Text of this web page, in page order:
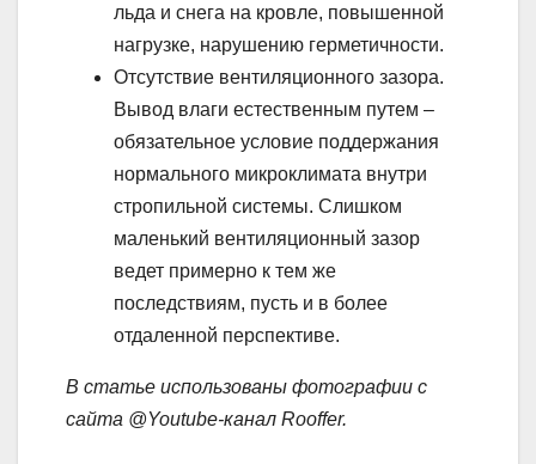
льда и снега на кровле, повышенной
нагрузке, нарушению герметичности.
Отсутствие вентиляционного зазора.
Вывод влаги естественным путем –
обязательное условие поддержания
нормального микроклимата внутри
стропильной системы. Слишком
маленький вентиляционный зазор
ведет примерно к тем же
последствиям, пусть и в более
отдаленной перспективе.
В статье использованы фотографии с
сайта @Youtube-канал Rooffer.